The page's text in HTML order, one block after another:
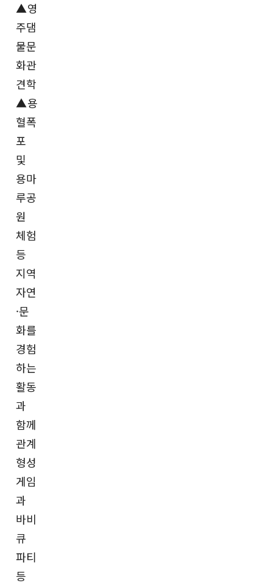
▲영
주댐
물문
화관
견학
▲용
혈폭
포
및
용마
루공
원
체험
등
지역
자연
·문
화를
경험
하는
활동
과
함께
관계
형성
게임
과
바비
큐
파티
등